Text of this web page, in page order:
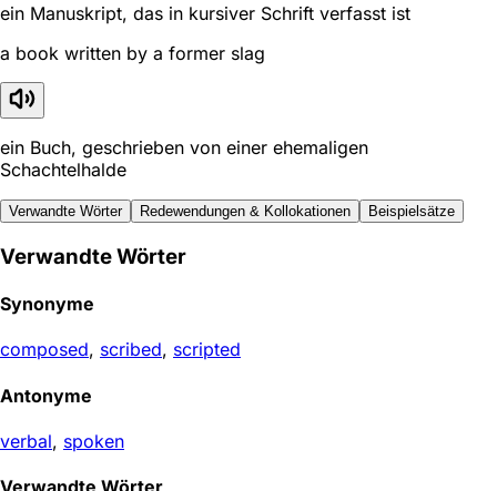
ein Manuskript, das in kursiver Schrift verfasst ist
a book written by a former slag
ein Buch, geschrieben von einer ehemaligen
Schachtelhalde
Verwandte Wörter Redewendungen & Kollokationen Beispielsätze
Verwandte Wörter
Synonyme
composed, scribed, scripted
Antonyme
verbal, spoken